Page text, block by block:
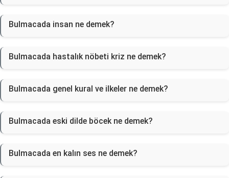
Bulmacada insan ne demek?
Bulmacada hastalık nöbeti kriz ne demek?
Bulmacada genel kural ve ilkeler ne demek?
Bulmacada eski dilde böcek ne demek?
Bulmacada en kalın ses ne demek?